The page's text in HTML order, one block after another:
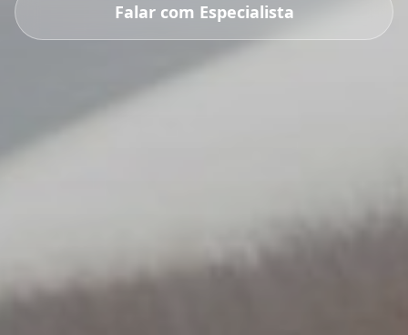
Falar com Especialista